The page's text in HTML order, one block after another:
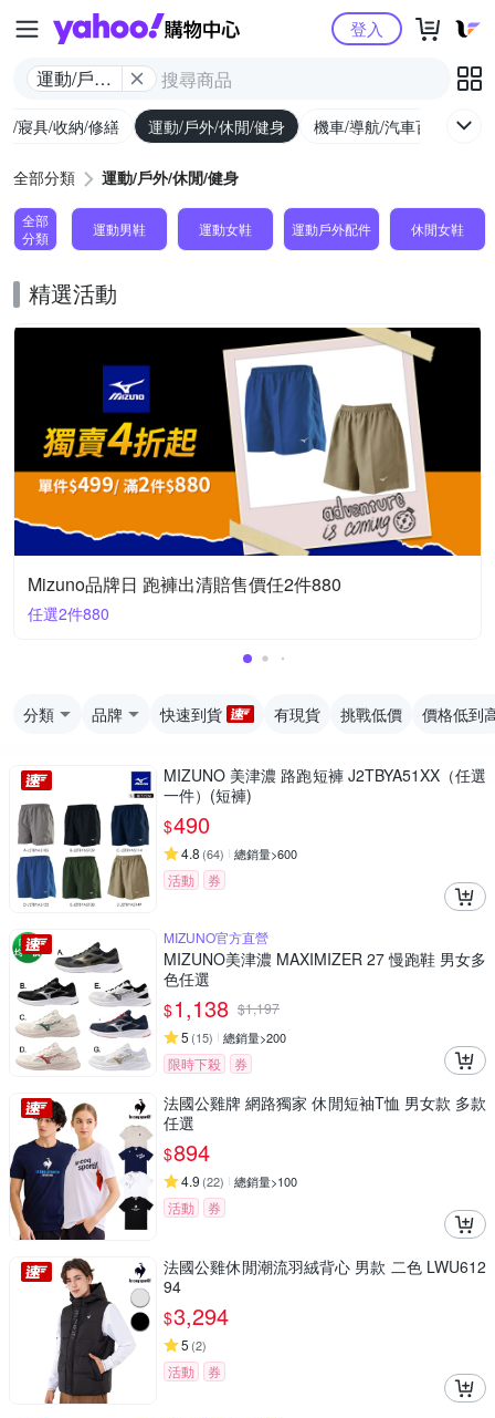
Yahoo購物中心
運動/戶外/
登入
/寢具/收納/修繕 運動/戶外/休閒/健身 機車/導航/汽車百貨
全部分類 運動/戶外/休閒/健身
全部
分類
運動男鞋 運動女鞋 運動戶外配件 休閒女鞋
精選活動
Mizuno品牌日 跑褲出清賠售價任2件880
任選2件880
分類 品牌 快速到貨 有現貨 挑戰低價 價格低到
MIZUNO 美津濃 路跑短褲 J2TBYA51XX（任選
一件）(短褲)
$490
4.8 (64) 總銷量>600
活動 券
MIZUNO官方直營
MIZUNO美津濃 MAXIMIZER 27 慢跑鞋 男女多
色任選
$1,138 $1,197
5 (15) 總銷量>200
限時下殺 券
法國公雞牌 網路獨家 休閒短袖T恤 男女款 多款
任選
$894
4.9 (22) 總銷量>100
活動 券
法國公雞休閒潮流羽絨背心 男款 二色 LWU612
94
$3,294
5 (2)
活動 券